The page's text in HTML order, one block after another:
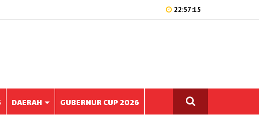
22:57:15
DAERAH GUBERNUR CUP 2026